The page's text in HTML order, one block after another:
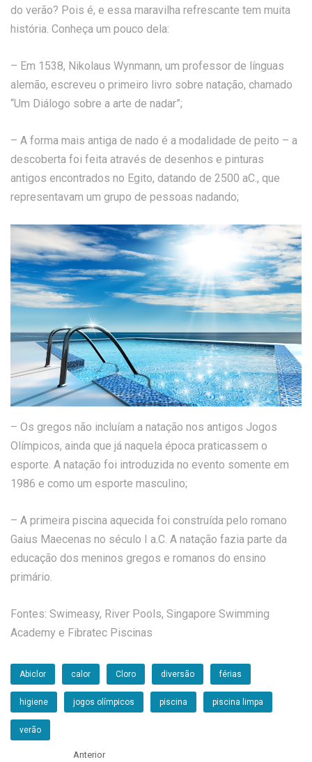
do verão? Pois é, e essa maravilha refrescante tem muita
história. Conheça um pouco dela:
– Em 1538, Nikolaus Wynmann, um professor de línguas
alemão, escreveu o primeiro livro sobre natação, chamado
“Um Diálogo sobre a arte de nadar”;
– A forma mais antiga de nado é a modalidade de peito – a
descoberta foi feita através de desenhos e pinturas
antigos encontrados no Egito, datando de 2500 aC., que
representavam um grupo de pessoas nadando;
– Os gregos não incluíam a natação nos antigos Jogos
Olímpicos, ainda que já naquela época praticassem o
esporte. A natação foi introduzida no evento somente em
1986 e como um esporte masculino;
– A primeira piscina aquecida foi construída pelo romano
Gaius Maecenas no século I a.C. A natação fazia parte da
educação dos meninos gregos e romanos do ensino
primário.
Fontes: Swimeasy, River Pools, Singapore Swimming
Academy e Fibratec Piscinas
Abiclor calor Cloro diversão férias
higiene jogos olímpicos piscina piscina limpa
verão
Anterior